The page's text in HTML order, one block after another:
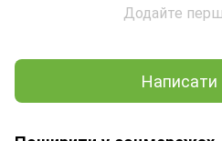
Додайте
Написати